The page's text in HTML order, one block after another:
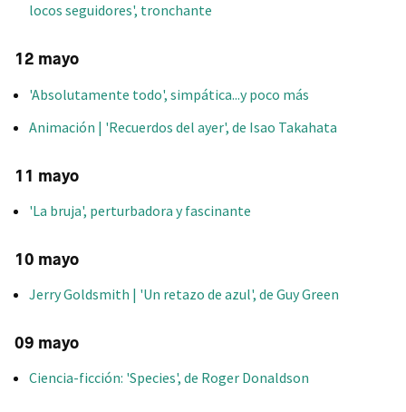
locos seguidores', tronchante
12 mayo
'Absolutamente todo', simpática...y poco más
Animación | 'Recuerdos del ayer', de Isao Takahata
11 mayo
'La bruja', perturbadora y fascinante
10 mayo
Jerry Goldsmith | 'Un retazo de azul', de Guy Green
09 mayo
Ciencia-ficción: 'Species', de Roger Donaldson